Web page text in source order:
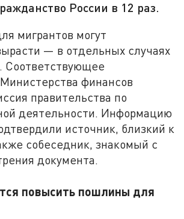
России в 12 раз.
мигрантов могут
— в отдельных случаях
Соответствующее
финансов
правительства по
деятельности. Информацию
источник, близкий к
собеседник, знакомый с
документа.
повысить пошлины для